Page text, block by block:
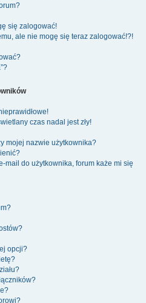
się zalogować!
ale nie mogę się teraz zalogować!?!
czas nadal jest zły!
mojej nazwie użytkownika?
mail do użytkownika, forum każe mi się
opcji?